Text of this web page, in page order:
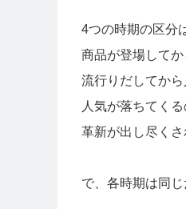
4つの時期の区分
商品が登場して
流行りだしてか
人気が落ちてく
革新が出し尽く
で、各時期は同